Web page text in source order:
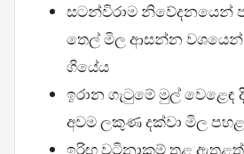
සටන්විරාම නිවේදනයෙන්
තෙල් මිල ආසන්න වශයෙන්
ගියේය
ඉරාන ගැටුමේ මුල්
අවම ලකුණ දක්වා මිල
ඉරිඟු වටිනාකම් තුළ ඇතුළත්